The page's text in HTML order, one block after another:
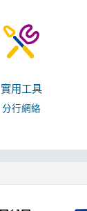
實用工具
分行網絡